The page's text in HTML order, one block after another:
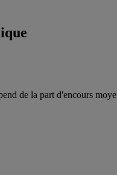
de la part d'encours